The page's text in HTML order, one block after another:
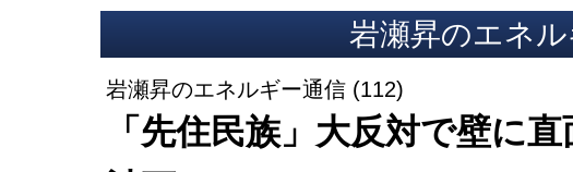
岩瀬昇のエネ
岩瀬昇のエネルギー通信 (112)
「先住民族」大反対で壁に